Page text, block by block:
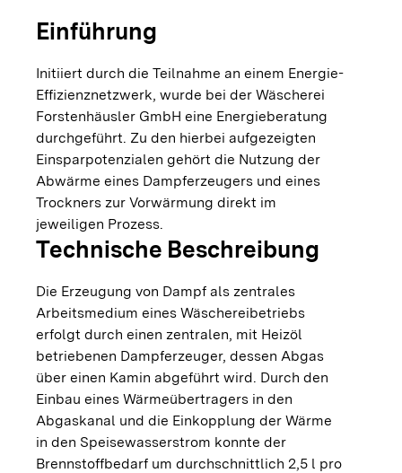
Einführung
Initiiert durch die Teilnahme an einem Energie-
Effizienznetzwerk, wurde bei der Wäscherei
Forstenhäusler GmbH eine Energieberatung
durchgeführt. Zu den hierbei aufgezeigten
Einsparpotenzialen gehört die Nutzung der
Abwärme eines Dampferzeugers und eines
Trockners zur Vorwärmung direkt im
jeweiligen Prozess.
Technische Beschreibung
Die Erzeugung von Dampf als zentrales
Arbeitsmedium eines Wäschereibetriebs
erfolgt durch einen zentralen, mit Heizöl
betriebenen Dampferzeuger, dessen Abgas
über einen Kamin abgeführt wird. Durch den
Einbau eines Wärmeübertragers in den
Abgaskanal und die Einkopplung der Wärme
in den Speisewasserstrom konnte der
Brennstoffbedarf um durchschnittlich 2,5 l pro